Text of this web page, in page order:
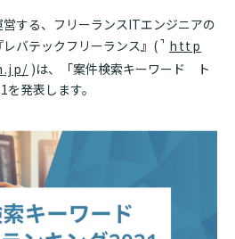
する、フリーランスITエンジニアの
バテックフリーランス』(
http
)は、「案件検索キーワード ト
発表します。